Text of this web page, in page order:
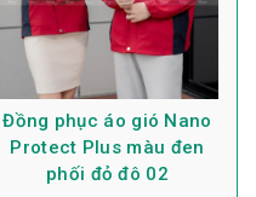
Đồng phục áo gió Nano
Protect Plus màu đen
phối đỏ đô 02